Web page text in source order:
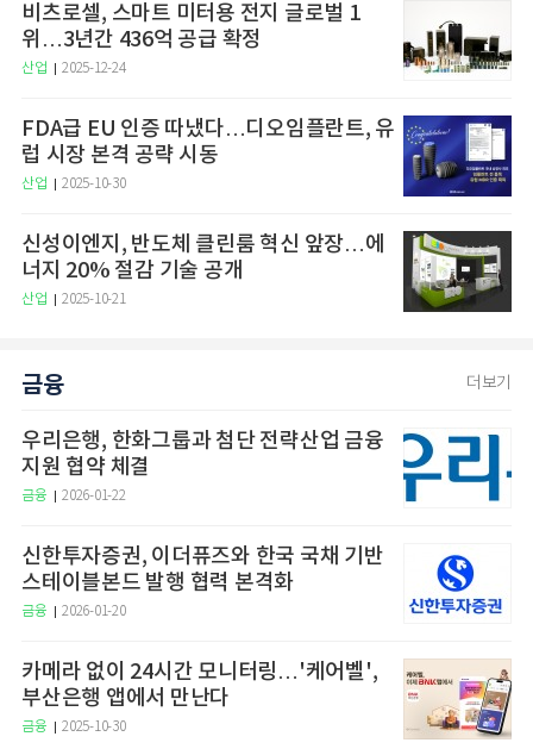
비츠로셀, 스마트 미터용 전지 글로벌 1
위…3년간 436억 공급 확정
산업 2025-12-24
FDA급 EU 인증 따냈다…디오임플란트, 유
럽 시장 본격 공략 시동
산업 2025-10-30
신성이엔지, 반도체 클린룸 혁신 앞장…에
너지 20% 절감 기술 공개
산업 2025-10-21
금융 더보기
우리은행, 한화그룹과 첨단 전략산업 금융
지원 협약 체결
금융 2026-01-22
신한투자증권, 이더퓨즈와 한국 국채 기반
스테이블본드 발행 협력 본격화
금융 2026-01-20
카메라 없이 24시간 모니터링…'케어벨',
부산은행 앱에서 만난다
금융 2025-10-30